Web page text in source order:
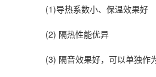
(1)导热系数小、保温效果好
(2) 隔热性能优异
(3) 隔音效果好，可以单独作